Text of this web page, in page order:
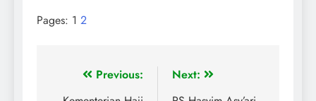
Pages: 1 2
Previous:
Next: